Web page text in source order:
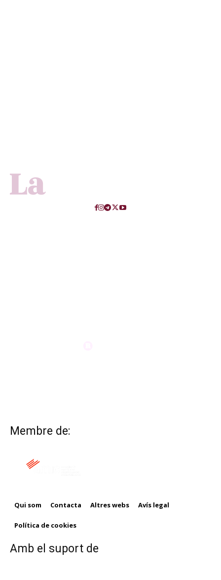
Membre de:
Qui som Contacta Altres webs Avís legal
Política de cookies
Amb el suport de